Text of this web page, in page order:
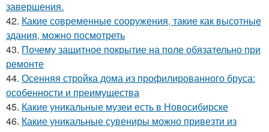
завершения.
42. Какие современные сооружения, такие как высотные
здания, можно посмотреть
43. Почему защитное покрытие на поле обязательно при
ремонте
44. Осенняя стройка дома из профилированного бруса:
особенности и преимущества
45. Какие уникальные музеи есть в Новосибирске
46. Какие уникальные сувениры можно привезти из